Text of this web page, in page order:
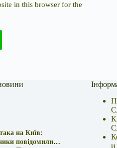
in this browser for the
на Київ:
повідомили
и